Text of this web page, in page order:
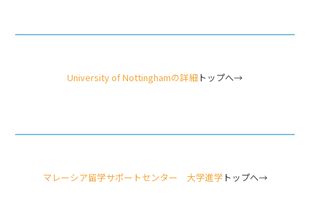
University of Nottinghamの詳細 トップへ→
マレーシア留学サポートセンター 大学進学トップへ→